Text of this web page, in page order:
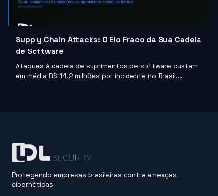
Supply Chain Attacks: O Elo Fraco da Sua Cadeia
de Software
Ataques à cadeia de suprimentos de software custam
em média R$ 14,2 milhões por incidente no Brasil.
Protegendo empresas brasileiras contra ameaças
cibernéticas.